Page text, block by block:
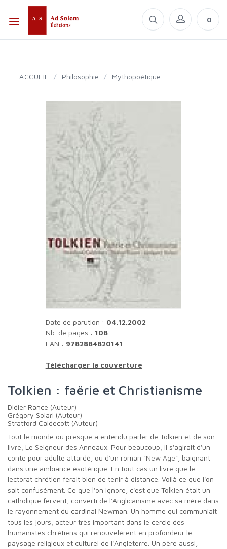
0
ACCUEIL / Philosophie / Mythopoétique
Date de parution : 04.12.2002
Nb. de pages : 108
EAN : 9782884820141
Télécharger la couverture
Tolkien : faërie et Christianisme
Didier Rance (Auteur)
Grégory Solari (Auteur)
Stratford Caldecott (Auteur)
Tout le monde ou presque a entendu parler de Tolkien et de son
livre, Le Seigneur des Anneaux. Pour beaucoup, il s'agirait d'un
conte pour adulte attardé, ou d'un roman "New Age", baignant
dans une ambiance ésotérique. En tout cas un livre que le
lectorat chrétien ferait bien de tenir à distance. Voilà ce que l'on
sait confusément. Ce que l'on ignore, c'est que Tolkien était un
catholique fervent, converti de l'Anglicanisme avec sa mère dans
le rayonnement du cardinal Newman. Un homme qui communiait
tous les jours, acteur très important dans le cercle des
humanistes chrétiens qui renouvelèrent en profondeur le
paysage religieux et culturel de l'Angleterre. Un père aussi,